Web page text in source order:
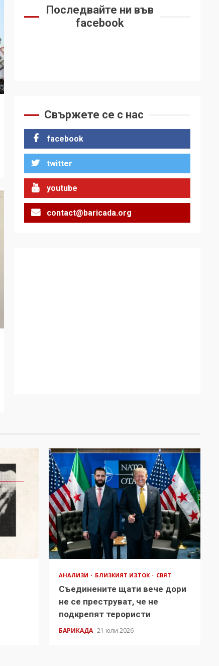
Последвайте ни във
facebook
Свържете се с нас
facebook
twitter
youtube
contact@baricada.org
АНАЛИЗИ БЛИЗКИЯТ ИЗТОК СВЯТ
Съединените щати вече дори
не се преструват, че не
подкрепят терористи
БАРИКАДА 21 юли 2026